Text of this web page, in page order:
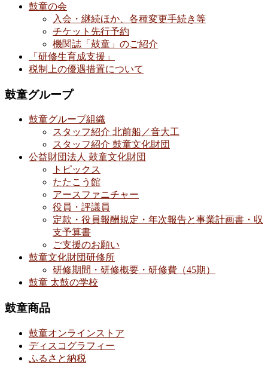
鼓童の会
入会・継続ほか、各種変更手続き等
チケット先行予約
機関誌「鼓童」のご紹介
「研修生育成支援」
税制上の優遇措置について
鼓童グループ
鼓童グループ組織
スタッフ紹介 北前船／音大工
スタッフ紹介 鼓童文化財団
公益財団法人 鼓童文化財団
トピックス
たたこう館
アースファニチャー
役員・評議員
定款・役員報酬規定・年次報告と事業計画書・収
支予算書
ご支援のお願い
鼓童文化財団研修所
研修期間・研修概要・研修費（45期）
鼓童 太鼓の学校
鼓童商品
鼓童オンラインストア
ディスコグラフィー
ふるさと納税